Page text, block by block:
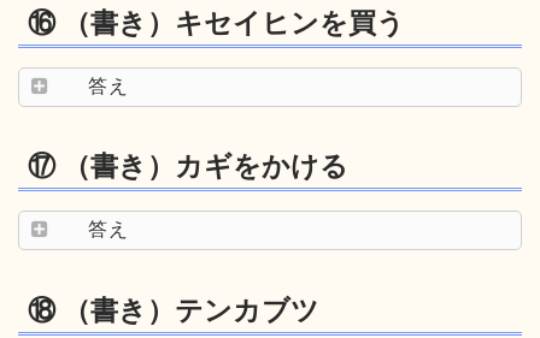
⑯ （書き）キセイヒンを買う
答え
⑰ （書き）カギをかける
答え
⑱ （書き）テンカブツ